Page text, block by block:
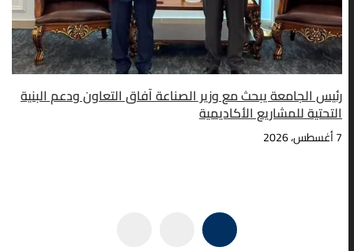
رئيس الجامعة يبحث مع وزير الصناعة آفاق التعاون ودعم البنية
التحتية للمشاريع الأكاديمية